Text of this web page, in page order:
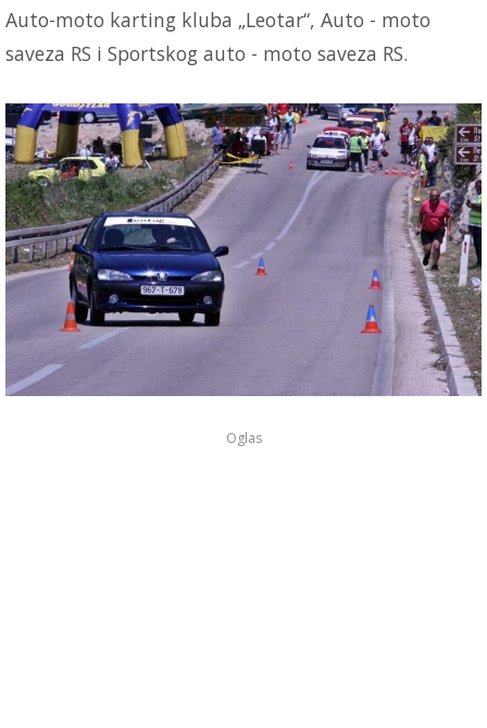
Auto-moto karting kluba „Leotar“, Auto - moto
saveza RS i Sportskog auto - moto saveza RS.
Oglas